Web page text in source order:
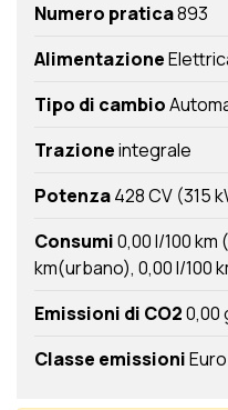
Numero pratica893
Alimentazione
Tipo di cambio
Trazioneintegrale
Potenza428 CV (315
Consumi0,00 l/100 km
km(urbano) 0,00 l/100
Emissioni di CO20,00
Classe emissioni